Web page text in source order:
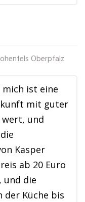
Oberpfalz
ist eine
mit guter
und
Kasper
ab 20 Euro
und die
der Küche bis